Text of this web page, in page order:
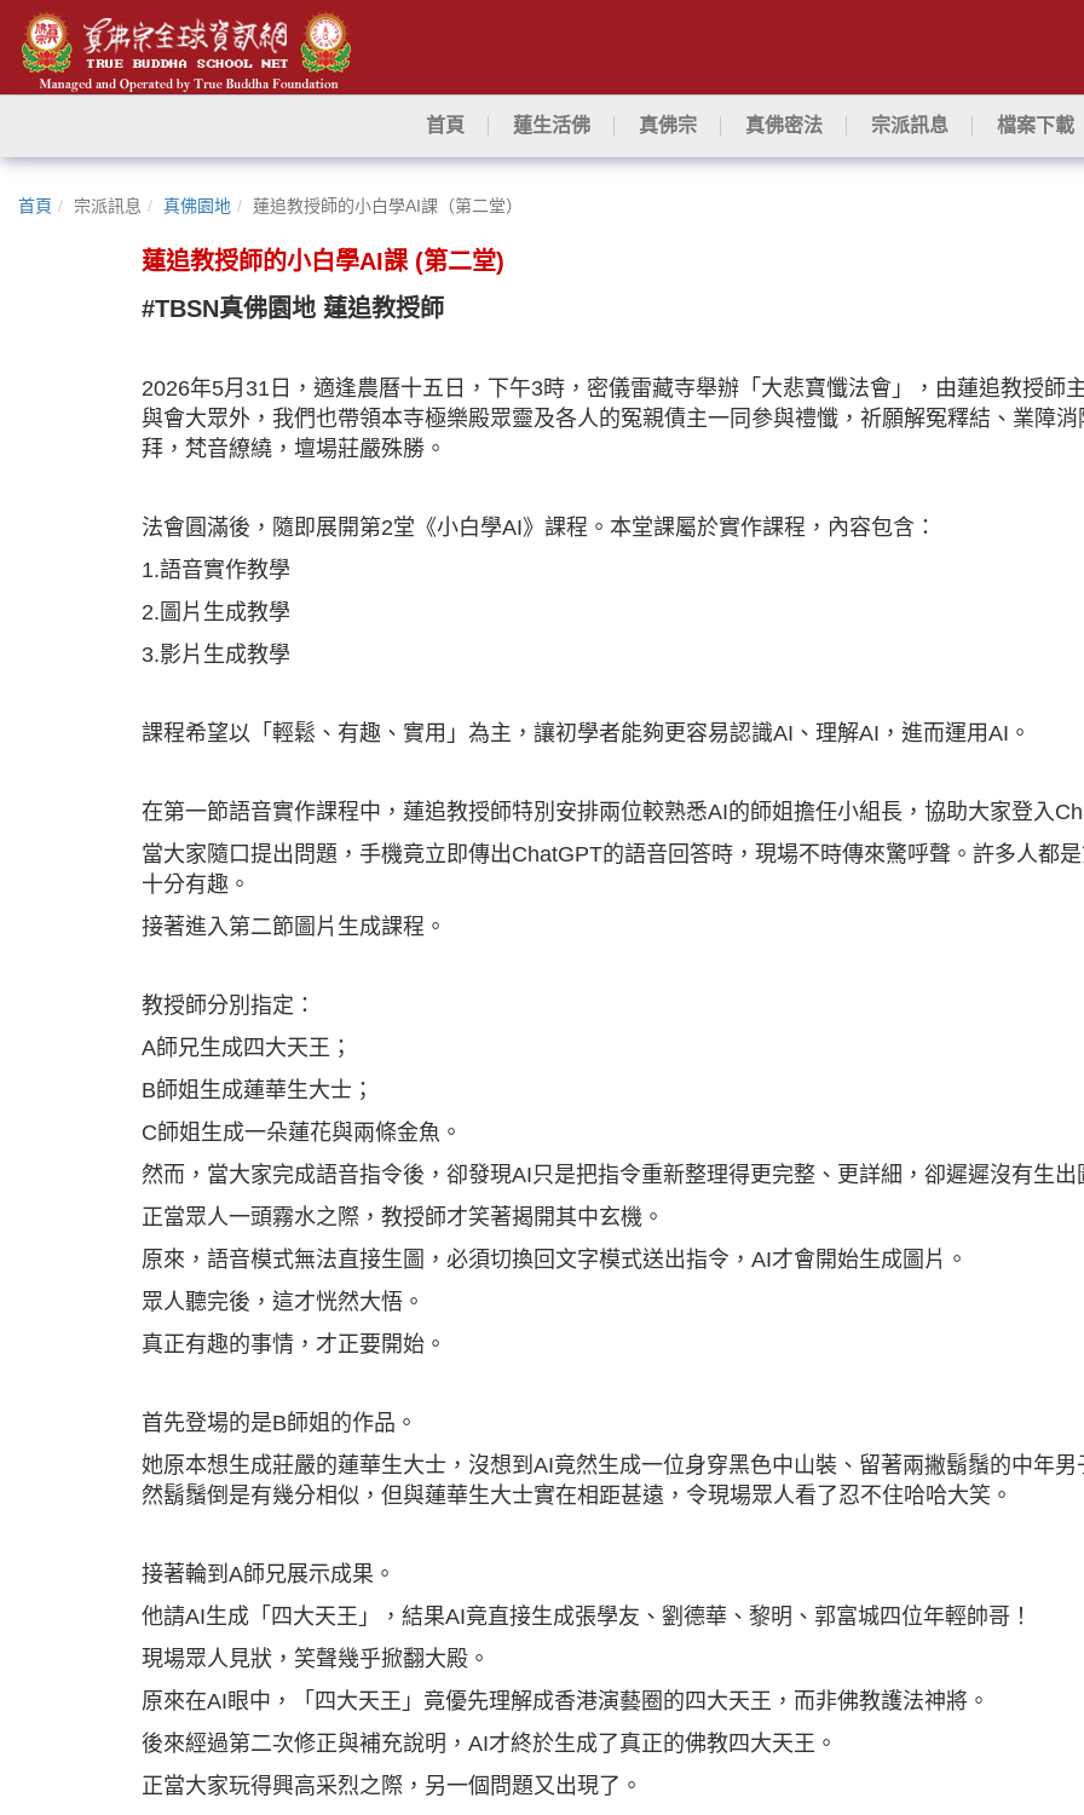
首頁 蓮生活佛 真佛宗 真佛密法 宗派訊息 檔案下載
首頁 宗派訊息 真佛園地 蓮追教授師的小白學AI課（第二堂）
蓮追教授師的小白學AI課 (第二堂)
#TBSN真佛園地 蓮追教授師
2026年5月31日，適逢農曆十五日，下午3時，密儀雷藏寺舉辦「大悲寶懺法會」，由蓮追教授師
與會大眾外，我們也帶領本寺極樂殿眾靈及各人的冤親債主一同參與禮懺，祈願解冤釋結、業障
拜，梵音繚繞，壇場莊嚴殊勝。
法會圓滿後，隨即展開第2堂《小白學AI》課程。本堂課屬於實作課程，內容包含：
1.語音實作教學
2.圖片生成教學
3.影片生成教學
課程希望以「輕鬆、有趣、實用」為主，讓初學者能夠更容易認識AI、理解AI，進而運用AI。
在第一節語音實作課程中，蓮追教授師特別安排兩位較熟悉AI的師姐擔任小組長，協助大家登入
當大家隨口提出問題，手機竟立即傳出ChatGPT的語音回答時，現場不時傳來驚呼聲。許多人都
十分有趣。
接著進入第二節圖片生成課程。
教授師分別指定：
A師兄生成四大天王；
B師姐生成蓮華生大士；
C師姐生成一朵蓮花與兩條金魚。
然而，當大家完成語音指令後，卻發現AI只是把指令重新整理得更完整、更詳細，卻遲遲沒有生出
正當眾人一頭霧水之際，教授師才笑著揭開其中玄機。
原來，語音模式無法直接生圖，必須切換回文字模式送出指令，AI才會開始生成圖片。
眾人聽完後，這才恍然大悟。
真正有趣的事情，才正要開始。
首先登場的是B師姐的作品。
她原本想生成莊嚴的蓮華生大士，沒想到AI竟然生成一位身穿黑色中山裝、留著兩撇鬍鬚的中年
然鬍鬚倒是有幾分相似，但與蓮華生大士實在相距甚遠，令現場眾人看了忍不住哈哈大笑。
接著輪到A師兄展示成果。
他請AI生成「四大天王」，結果AI竟直接生成張學友、劉德華、黎明、郭富城四位年輕帥哥！
現場眾人見狀，笑聲幾乎掀翻大殿。
原來在AI眼中，「四大天王」竟優先理解成香港演藝圈的四大天王，而非佛教護法神將。
後來經過第二次修正與補充說明，AI才終於生成了真正的佛教四大天王。
正當大家玩得興高采烈之際，另一個問題又出現了。